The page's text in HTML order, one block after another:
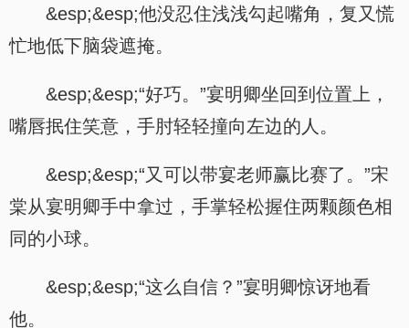
&esp;&esp;他没忍住浅浅勾起嘴角，复又慌
忙地低下脑袋遮掩。
&esp;&esp;“好巧。”宴明卿坐回到位置上，
嘴唇抿住笑意，手肘轻轻撞向左边的人。
&esp;&esp;“又可以带宴老师赢比赛了。”宋
棠从宴明卿手中拿过，手掌轻松握住两颗颜色相
同的小球。
&esp;&esp;“这么自信？”宴明卿惊讶地看
他。